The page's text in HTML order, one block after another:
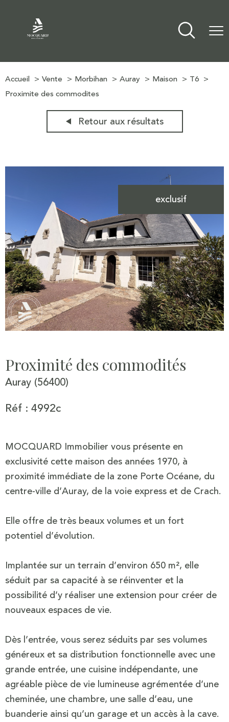
Accueil Vente Morbihan Auray Maison
T6
Proximite des commodites
Retour aux résultats
exclusif
Proximité des commodités
Auray (56400)
Réf : 4992c
MOCQUARD Immobilier vous présente en
exclusivité cette maison des années 1970, à
proximité immédiate de la zone Porte Océane, du
centre-ville d’Auray, de la voie express et de Crach.
Elle offre de très beaux volumes et un fort
potentiel d’évolution.
Implantée sur un terrain d’environ 650 m², elle
séduit par sa capacité à se réinventer et la
possibilité d’y réaliser une extension pour créer de
nouveaux espaces de vie.
Dès l’entrée, vous serez séduits par ses volumes
généreux et sa distribution fonctionnelle avec une
grande entrée, une cuisine indépendante, une
agréable pièce de vie lumineuse agrémentée d’une
cheminée, une chambre, une salle d’eau, une
buanderie ainsi qu’un garage et un accès à la cave.